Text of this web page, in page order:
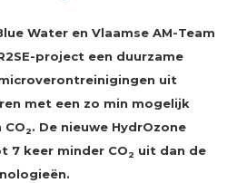
Water en Vlaamse AM-Team
project een duurzame
uit
met een zo min mogelijk
2. De nieuwe HydrOzone
keer minder CO2 uit dan de